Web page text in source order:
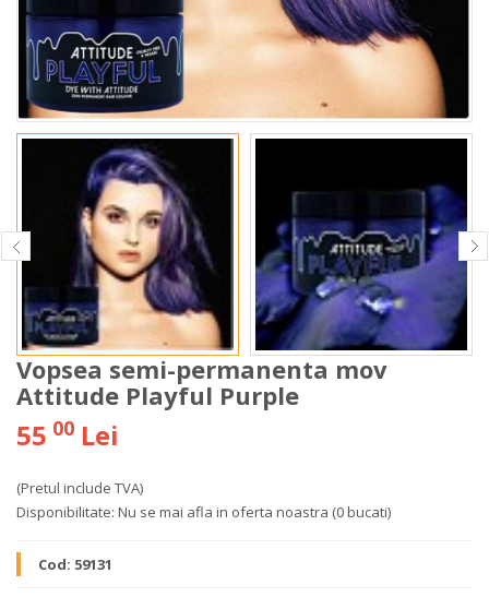
Vopsea semi-permanenta mov
Attitude Playful Purple
55 00 Lei
(Pretul include TVA)
Disponibilitate: Nu se mai afla in oferta noastra (0 bucati)
Cod: 59131